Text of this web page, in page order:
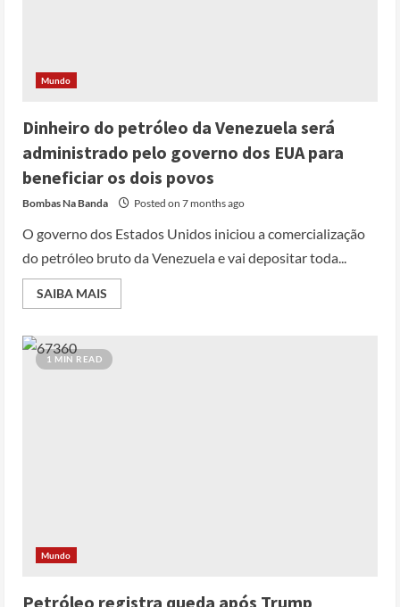
Mundo
Dinheiro do petróleo da Venezuela será
administrado pelo governo dos EUA para
beneficiar os dois povos
Bombas Na Banda Posted on 7 months ago
O governo dos Estados Unidos iniciou a comercialização
do petróleo bruto da Venezuela e vai depositar toda...
SAIBA MAIS
1 MIN READ
Mundo
Petróleo registra queda após Trump